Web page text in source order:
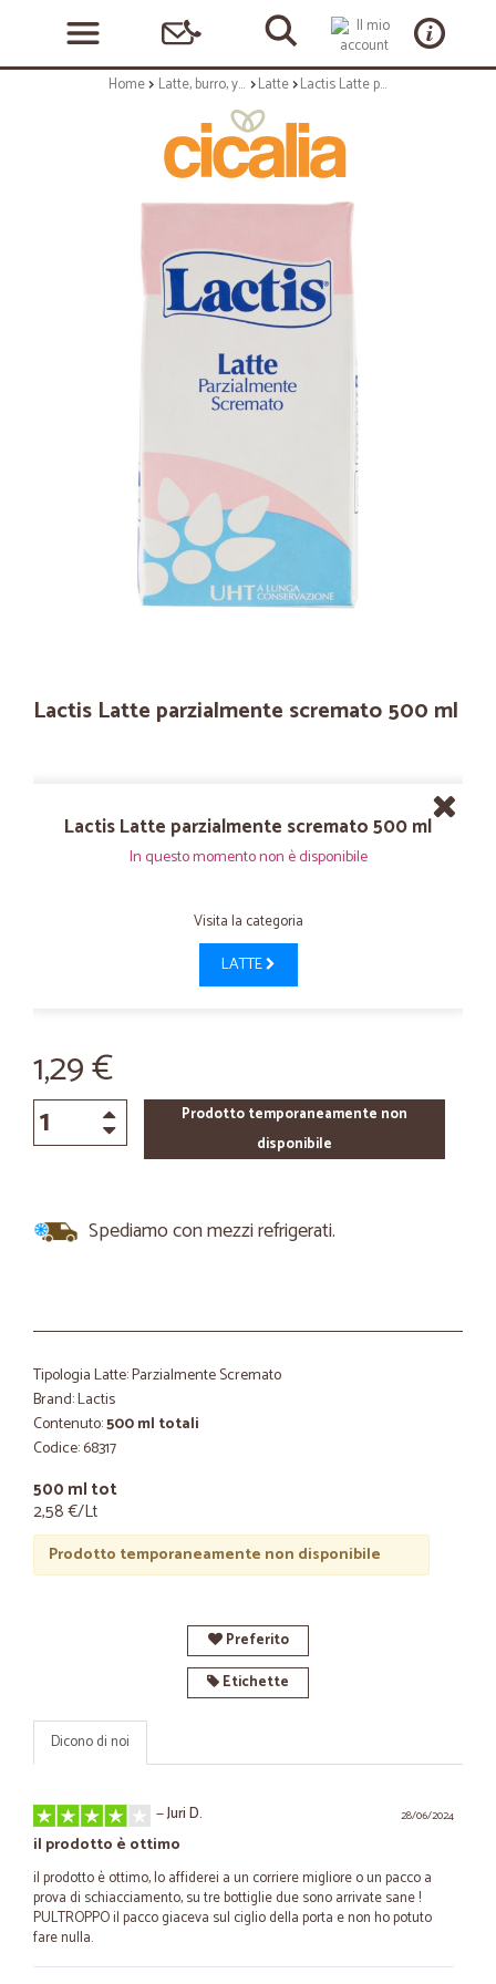
Home Latte, burro, yogurt Latte Lactis Latte parzialmente scremato 500 ml
Lactis Latte parzialmente scremato 500 ml
Lactis Latte parzialmente scremato 500 ml
In questo momento non è disponibile
Visita la categoria
LATTE
1,29 €
Prodotto temporaneamente non
disponibile
Spediamo con mezzi refrigerati.
Tipologia Latte: Parzialmente Scremato
Brand: Lactis
Contenuto:500 ml totali
Codice: 68317
500 ml tot
2,58 €/Lt
Prodotto temporaneamente non disponibile
Preferito
Etichette
Dicono di noi
28/06/2024
—Juri D.
il prodotto è ottimo
il prodotto è ottimo, Io affiderei a un corriere migliore o un pacco a
prova di schiacciamento, su tre bottiglie due sono arrivate sane !
PULTROPPO il pacco giaceva sul ciglio della porta e non ho potuto
fare nulla.